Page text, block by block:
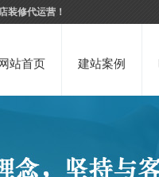
装修代运营！
网站首页 建站案例